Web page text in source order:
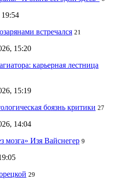
19:54
встречался 21
15:20
карьерная лестница
15:19
боязнь критики 27
14:04
мозга» Изя Вайснегер 9
29